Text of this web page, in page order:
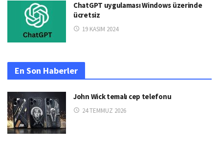
ChatGPT uygulaması Windows üzerinde
ücretsiz
19 KASIM 2024
En Son Haberler
John Wick temalı cep telefonu
24 TEMMUZ 2026